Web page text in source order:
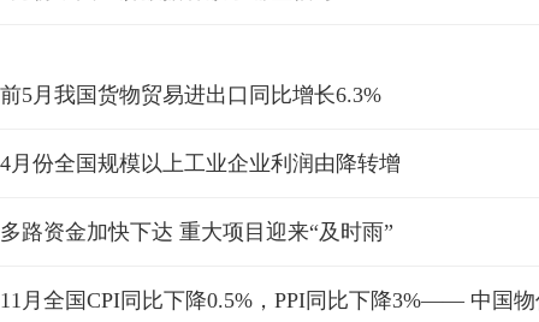
前5月我国货物贸易进出口同比增长6.3%
4月份全国规模以上工业企业利润由降转增
多路资金加快下达 重大项目迎来“及时雨”